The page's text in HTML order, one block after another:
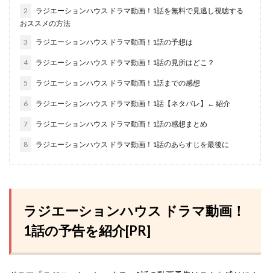
2
ラジエーションハウス ドラマ動画！1話を無料で見逃し視聴する
おススメの方法
3 ラジエーションハウス ドラマ動画！1話の予想は
4 ラジエーションハウス ドラマ動画！1話の見所はどこ？
5 ラジエーションハウス ドラマ動画！1話までの感想
6 ラジエーションハウス ドラマ動画！1話【ネタバレ】← 紹介
7 ラジエーションハウス ドラマ動画！1話の感想まとめ
8 ラジエーションハウス ドラマ動画！1話のあらすじを最後に
ラジエーションハウス ドラマ動画！
1話の予告を紹介[PR]